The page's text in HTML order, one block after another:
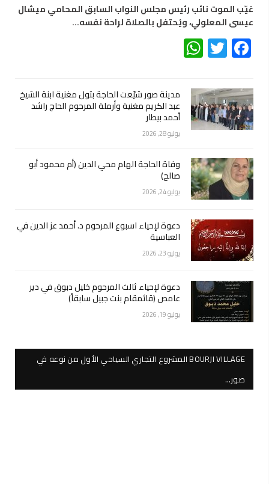
غيّب الموت نائب رئيس مجلس النواب السابق المحامي ميشال
عيسى المعلولي، ويُحتفل بالصلاة لراحة نفسه…
Facebook
Twitter
مدينة صور شيّعت الحاجة بتول مغنية ابنة الشيخ
عبد الكريم مغنية وأرملة المرحوم الحاج راشد
أحمد بيطار
يوليو 28, 2026
وفاة الحاجة الهام محي الدين (أم محمود أبو
صالح)
يوليو 24, 2026
دعوة لإحياء اسبوع المرحوم د. أحمد عز الدين في
العباسية
يوليو 23, 2026
دعوة لإحياء ثالث المرحوم خليل دبوق في دير
عامص (قائمقام بنت جبيل سابقاً)
يوليو 19, 2026
BOURJI VILLAGE المشروع التجاري السياحي الأول من نوعه في
صور…